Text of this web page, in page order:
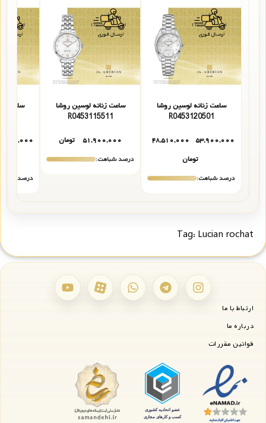
ساعت زنانه لوسین روشا
R0453120501
۵۳,۹۰۰,۰۰۰
۴۸,۵۱۰,۰۰۰
تومان
درصد شباهت:
ساعت زنانه لوسین روشا
R0453115511
۵۱,۹۰۰,۰۰۰
تومان
درصد شباهت:
ساعت
درصد
Tag: Lucian rochat
ارتباط با ما
درباره ما
قوانین مقررات